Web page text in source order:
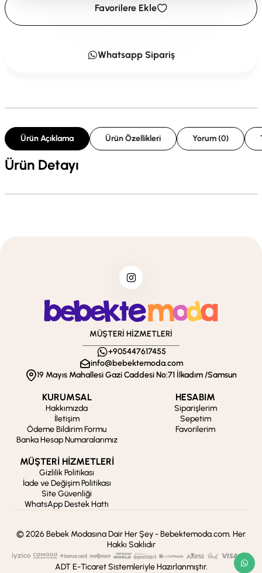
Favorilere Ekle
Whatsapp Sipariş
Ürün Açıklama Ürün Özellikleri Yorum (0)
Ürün Detayı
MÜŞTERİ HİZMETLERİ
+905447617455
info@bebektemoda.com
19 Mayıs Mahallesi Gazi Caddesi No:71 İlkadım /Samsun
KURUMSAL
Hakkımızda
İletişim
Ödeme Bildirim Formu
Banka Hesap Numaralarımız
HESABIM
Siparişlerim
Sepetim
Favorilerim
MÜŞTERİ HİZMETLERİ
Gizlilik Politikası
İade ve Değişim Politikası
Site Güvenliği
WhatsApp Destek Hattı
© 2026 Bebek Modasına Dair Her Şey - Bebektemoda.com. Her
Hakkı Saklıdır
ADT E-Ticaret Sistemleriyle Hazırlanmıştır.